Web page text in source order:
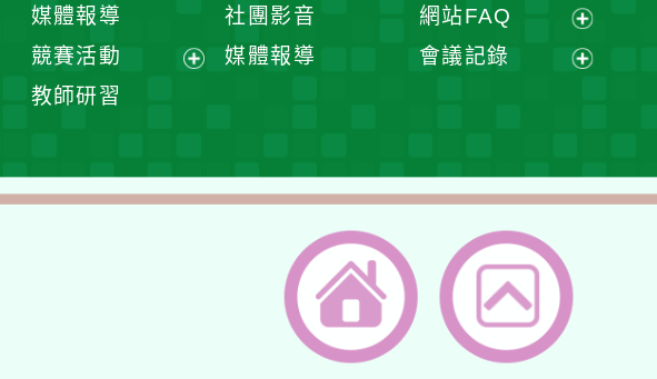
選
媒體報導
競賽活動
單
教師研習
社團影音
媒體報導
網站FAQ
展
會議記錄
單